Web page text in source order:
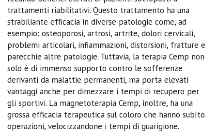
trattamenti riabilitativi. Questo trattamento ha una
strabiliante efficacia in diverse patologie come, ad
esempio: osteoporosi, artrosi, artrite, dolori cervicali,
problemi articolari, infiammazioni, distorsioni, fratture e
parecchie altre patologie. Tuttavia, la terapia Cemp non
solo è di immenso supporto contro le sofferenze
derivanti da malattie permanenti, ma porta elevati
vantaggi anche per dimezzare i tempi di recupero per
gli sportivi. La magnetoterapia Cemp, inoltre, ha una
grossa efficacia terapeutica sul coloro che hanno subìto
operazioni, velocizzandone i tempi di guarigione.